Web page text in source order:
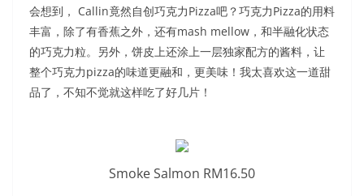
会想到， Callin竟然自创巧克力Pizza吧？巧克力Pizza的用料
丰富，除了有香蕉之外，还有mash mellow，和半融化状态
的巧克力粒。另外，饼皮上还涂上一层独家配方的酱料，让
整个巧克力pizza的味道更融和，更美味！我太喜欢这一道甜
品了，不知不觉就这样吃了好几片！
Smoke Salmon RM16.50